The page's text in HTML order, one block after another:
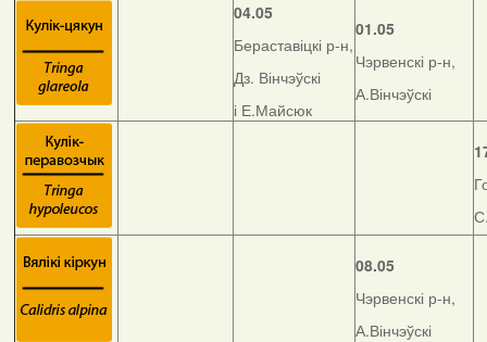
04.05
Бераставіцкі р-н,
Дз. Вінчэўскі
і Е.Майсюк
01.05
Чэрвенскі р-н,
А.Вінчэўскі
08.05
Чэрвенскі р-н,
А.Вінчэўскі